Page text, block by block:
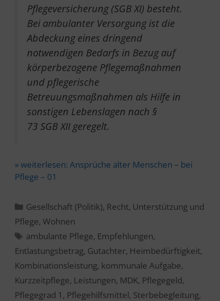
Pflegeversicherung (SGB XI) besteht.
Bei ambulanter Versorgung ist die
Abdeckung eines dringend
notwendigen Bedarfs in Bezug auf
körperbezogene Pflegemaßnahmen
und pflegerische
Betreuungsmaßnahmen als Hilfe in
sonstigen Lebenslagen nach §
73 SGB XII geregelt.
» weiterlesen: Ansprüche alter Menschen – bei
Pflege – 01
Kategorien
Gesellschaft (Politik), Recht, Unterstützung und
Pflege, Wohnen
Schlagwörter
ambulante Pflege, Empfehlungen,
Entlastungsbetrag, Gutachter, Heimbedürftigkeit,
Kombinationsleistung, kommunale Aufgabe,
Kurzzeitpflege, Leistungen, MDK, Pflegegeld,
Pflegegrad 1 , Pflegehilfsmittel, Sterbebegleitung,